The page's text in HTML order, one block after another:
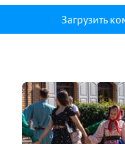
Загрузить